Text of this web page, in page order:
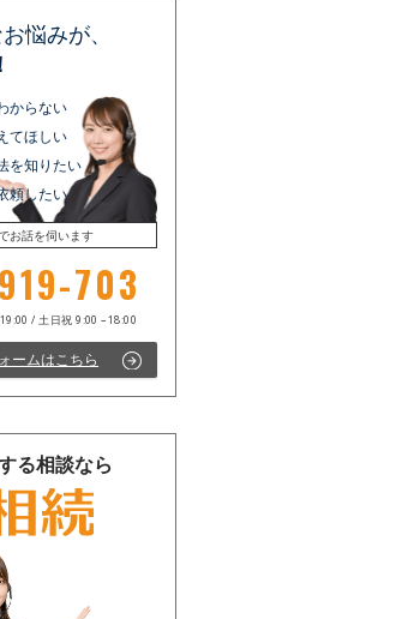
悩みが、
からない
てほしい
を知りたい
頼したい
お話を伺います
703
付時間 – 平日 9:00 – 19:00 / 土日祝 9:00 –18:00
ームはこちら
る相談なら